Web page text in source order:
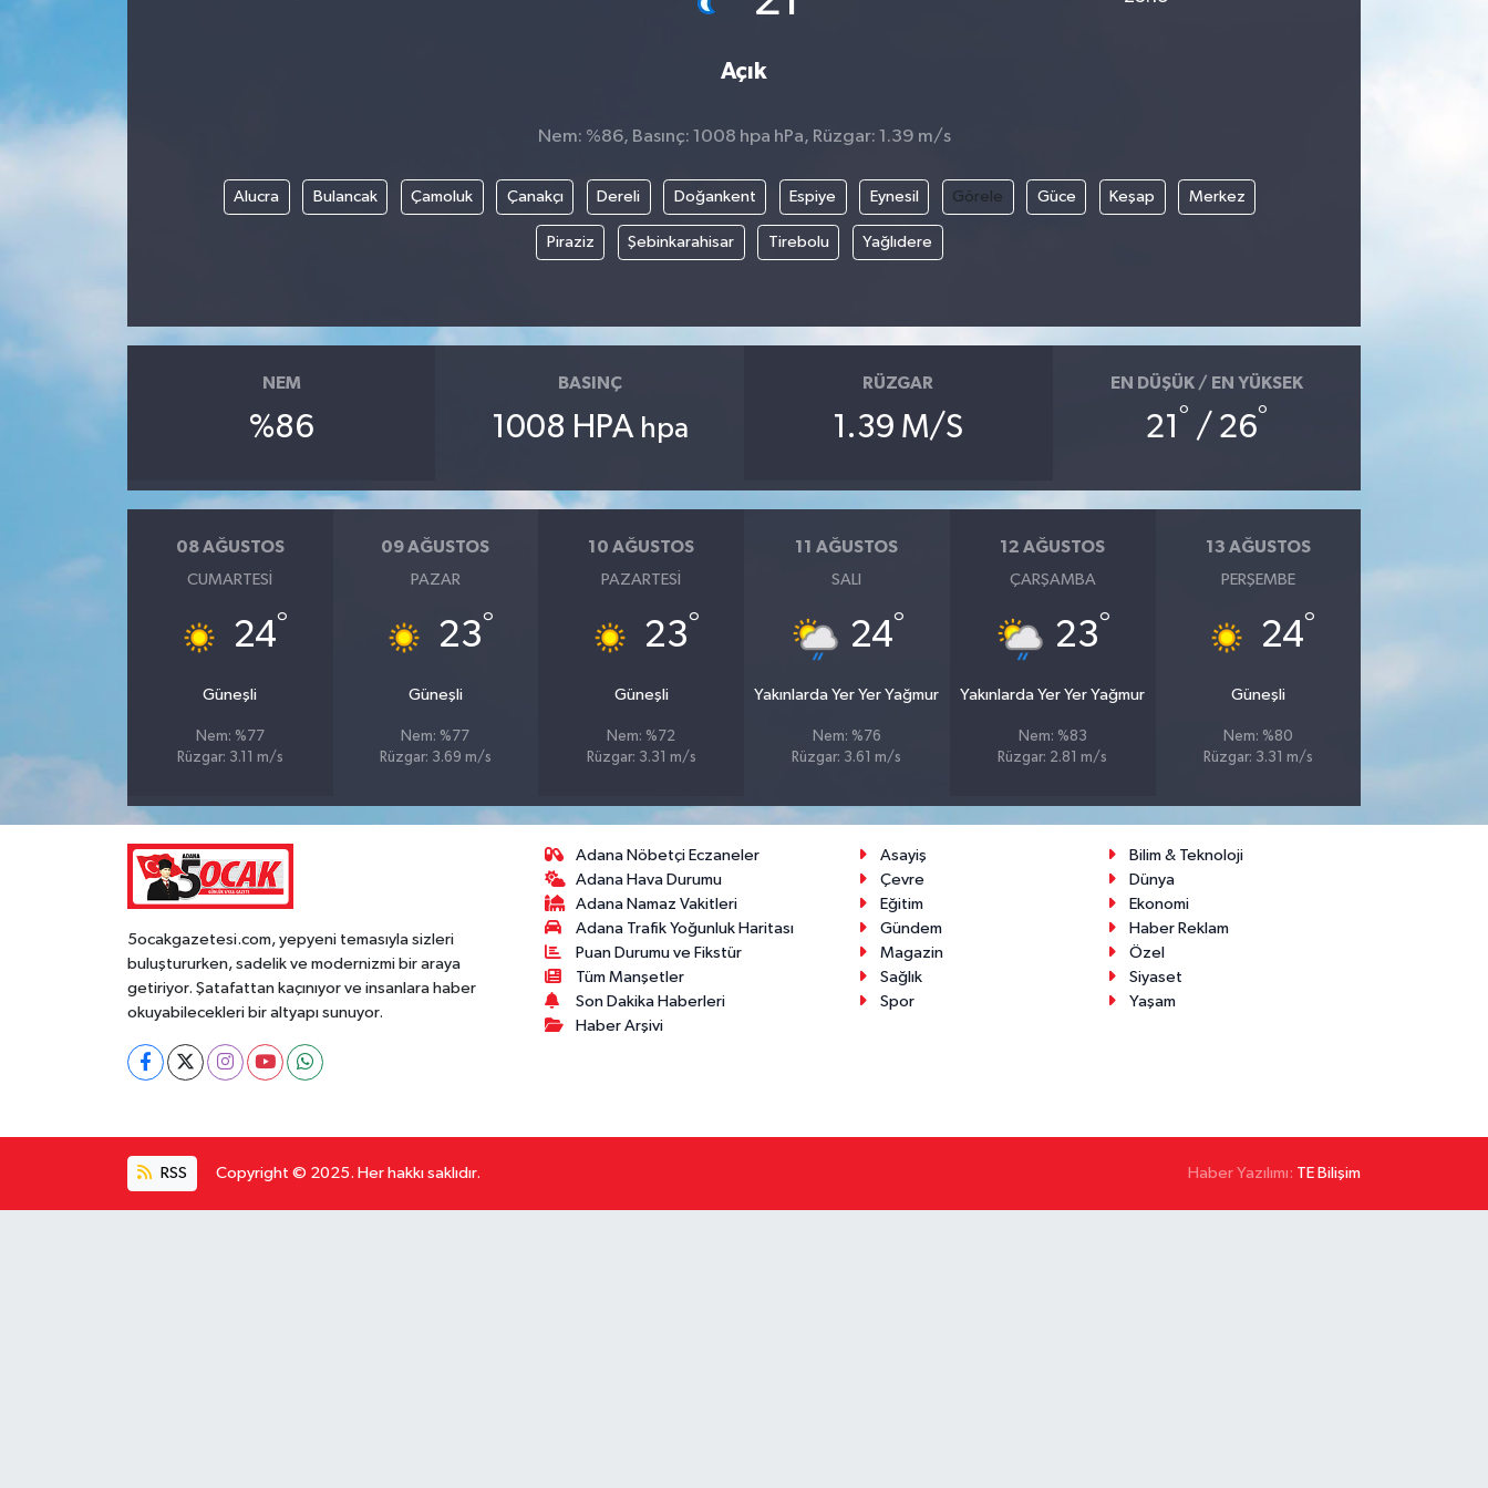
Açık
Nem: %86, Basınç: 1008 hpa hPa, Rüzgar: 1.39 m/s
Alucra Bulancak Çamoluk Çanakçı Dereli Doğankent Espiye Eynesil Görele Güce Keşap Merkez
Piraziz Şebinkarahisar Tirebolu Yağlıdere
NEM
%86
BASINÇ
1008 HPA hpa
RÜZGAR
1.39 M/S
EN DÜŞÜK / EN YÜKSEK
21 ° / 26°
08 AĞUSTOS
CUMARTESI
24°
Güneşli
Nem: %77
Rüzgar: 3.11 m/s
09 AĞUSTOS
PAZAR
23°
Güneşli
Nem: %77
Rüzgar: 3.69 m/s
10 AĞUSTOS
PAZARTESI
23°
Güneşli
Nem: %72
Rüzgar: 3.31 m/s
11 AĞUSTOS
SALI
24°
Yakınlarda Yer Yer Yağmur
Nem: %76
Rüzgar: 3.61 m/s
12 AĞUSTOS
ÇARŞAMBA
23°
Yakınlarda Yer Yer Yağmur
Nem: %83
Rüzgar: 2.81 m/s
13 AĞUSTOS
PERŞEMBE
24°
Güneşli
Nem: %80
Rüzgar: 3.31 m/s
5ocakgazetesi.com, yepyeni temasıyla sizleri
buluştururken, sadelik ve modernizmi bir araya
getiriyor. Şatafattan kaçınıyor ve insanlara haber
okuyabilecekleri bir altyapı sunuyor.
Adana Nöbetçi Eczaneler
Adana Hava Durumu
Adana Namaz Vakitleri
Adana Trafik Yoğunluk Haritası
Puan Durumu ve Fikstür
Tüm Manşetler
Son Dakika Haberleri
Haber Arşivi
Asayiş
Bilim & Teknoloji
Çevre
Dünya
Eğitim
Ekonomi
Gündem
Haber Reklam
Magazin
Özel
Sağlık
Siyaset
Spor
Yaşam
RSS Copyright © 2025. Her hakkı saklıdır. Haber Yazılımı: TE Bilişim
Özel
Yurttan